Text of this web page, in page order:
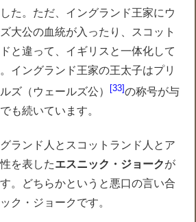
た。ただ、イングランド王家にウ
大公の血統が入ったり、スコット
と違って、イギリスと一体化して
イングランド王家の王太子はプリ
ズ（ウェールズ公）
33 の称号が与
も続いています。
ランド人とスコットランド人とア
を表したエスニック・ジョークが
。どちらかというと悪口の言い合
ク・ジョークです。